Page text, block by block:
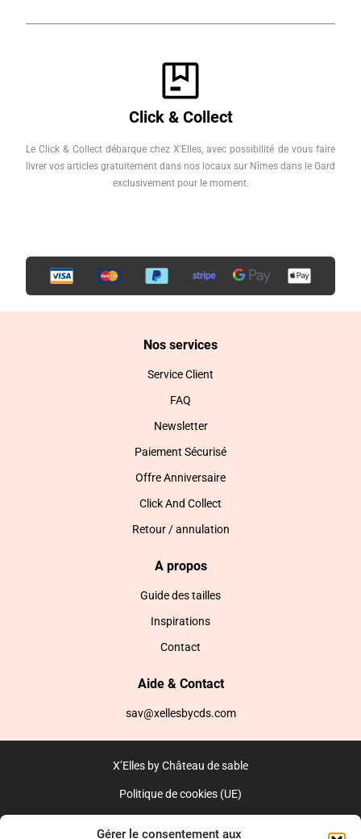
Gérer le consentement aux
Click & Collect
Le Click & Collect débarque chez X'Elles, avec possibilité de vous faire
livrer vos articles gratuitement dans nos locaux sur Nîmes dans le Gard
exclusivement pour le moment.
Nos services
Service Client
FAQ
Newsletter
Paiement Sécurisé
Offre Anniversaire
Click And Collect
Retour / annulation
A propos
Guide des tailles
Inspirations
Contact
Aide & Contact
sav@xellesbycds.com
X’Elles by Château de sable
Politique de cookies (UE)